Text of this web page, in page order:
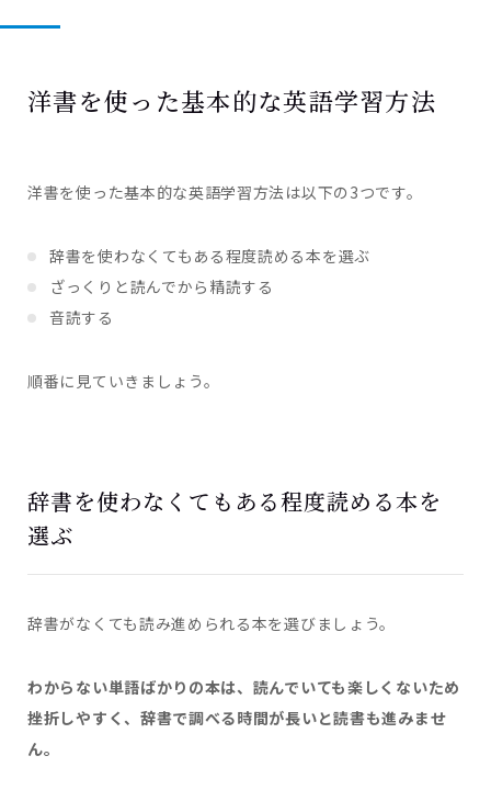
洋書を使った基本的な英語学習方法
洋書を使った基本的な英語学習方法は以下の3つです。
辞書を使わなくてもある程度読める本を選ぶ
ざっくりと読んでから精読する
音読する
順番に見ていきましょう。
辞書を使わなくてもある程度読める本を
選ぶ
辞書がなくても読み進められる本を選びましょう。
わからない単語ばかりの本は、読んでいても楽しくないため
挫折しやすく、辞書で調べる時間が長いと読書も進みませ
ん。